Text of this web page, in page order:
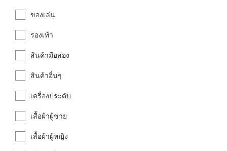
ของเล่น
รองเท้า
สินค้ามือสอง
สินค้าอื่นๆ
เครื่องประดับ
เสื้อผ้าผู้ชาย
เสื้อผ้าผู้หญิง